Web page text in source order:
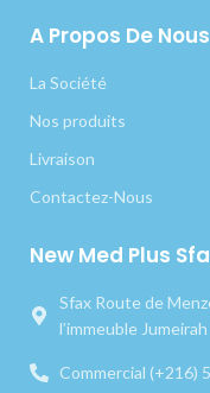
A Propos De Nous
La Société
Nos produits
Livraison
Contactez-Nous
New Med Plus
Sfax Route de
l’immeuble Jumeirah
Commercial (+216)